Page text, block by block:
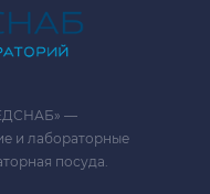
—
и лабораторные
посуда.